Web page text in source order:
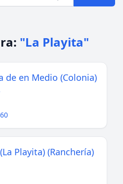
"La Playita"
de en Medio (Colonia)
Playita) (Ranchería)